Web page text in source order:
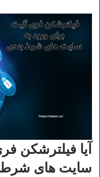
آیا فیلترشکن
سایت های